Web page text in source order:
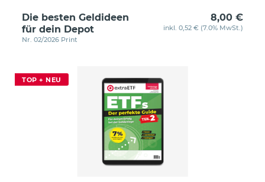
Die besten Geldideen
für dein Depot
Nr. 02/2026 Print
8,00 €
inkl. 0,52 € (7.0% MwSt.)
TOP + NEU